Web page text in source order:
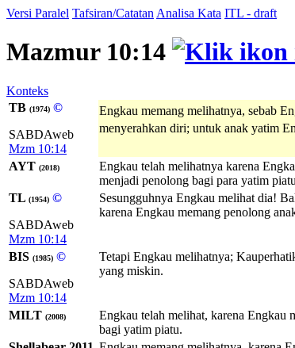
Versi Paralel Tafsiran/Catatan Analisa Kata ITL - draft
Mazmur 10:14
Konteks
TB (1974) ©
SABDAweb
Mzm 10:14
Engkau memang melihatnya, sebab
menyerahkan diri; untuk anak yatim
AYT (2018)
Engkau telah melihatnya karena
menjadi penolong bagi para yatim
TL (1954) ©
SABDAweb
Mzm 10:14
Sesungguhnya Engkau melihat dia!
karena Engkau memang penolong
BIS (1985) ©
SABDAweb
Mzm 10:14
Tetapi Engkau melihatnya;
yang miskin.
MILT (2008)
Engkau telah melihat, karena Engkau
bagi yatim piatu.